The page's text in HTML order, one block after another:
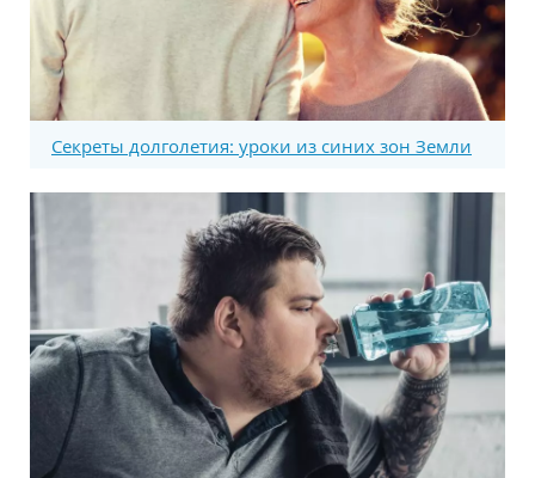
Секреты долголетия: уроки из синих зон Земли